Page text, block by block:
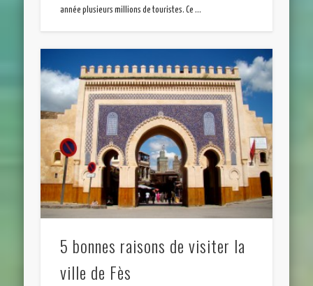
année plusieurs millions de touristes. Ce …
5 bonnes raisons de visiter la
ville de Fès